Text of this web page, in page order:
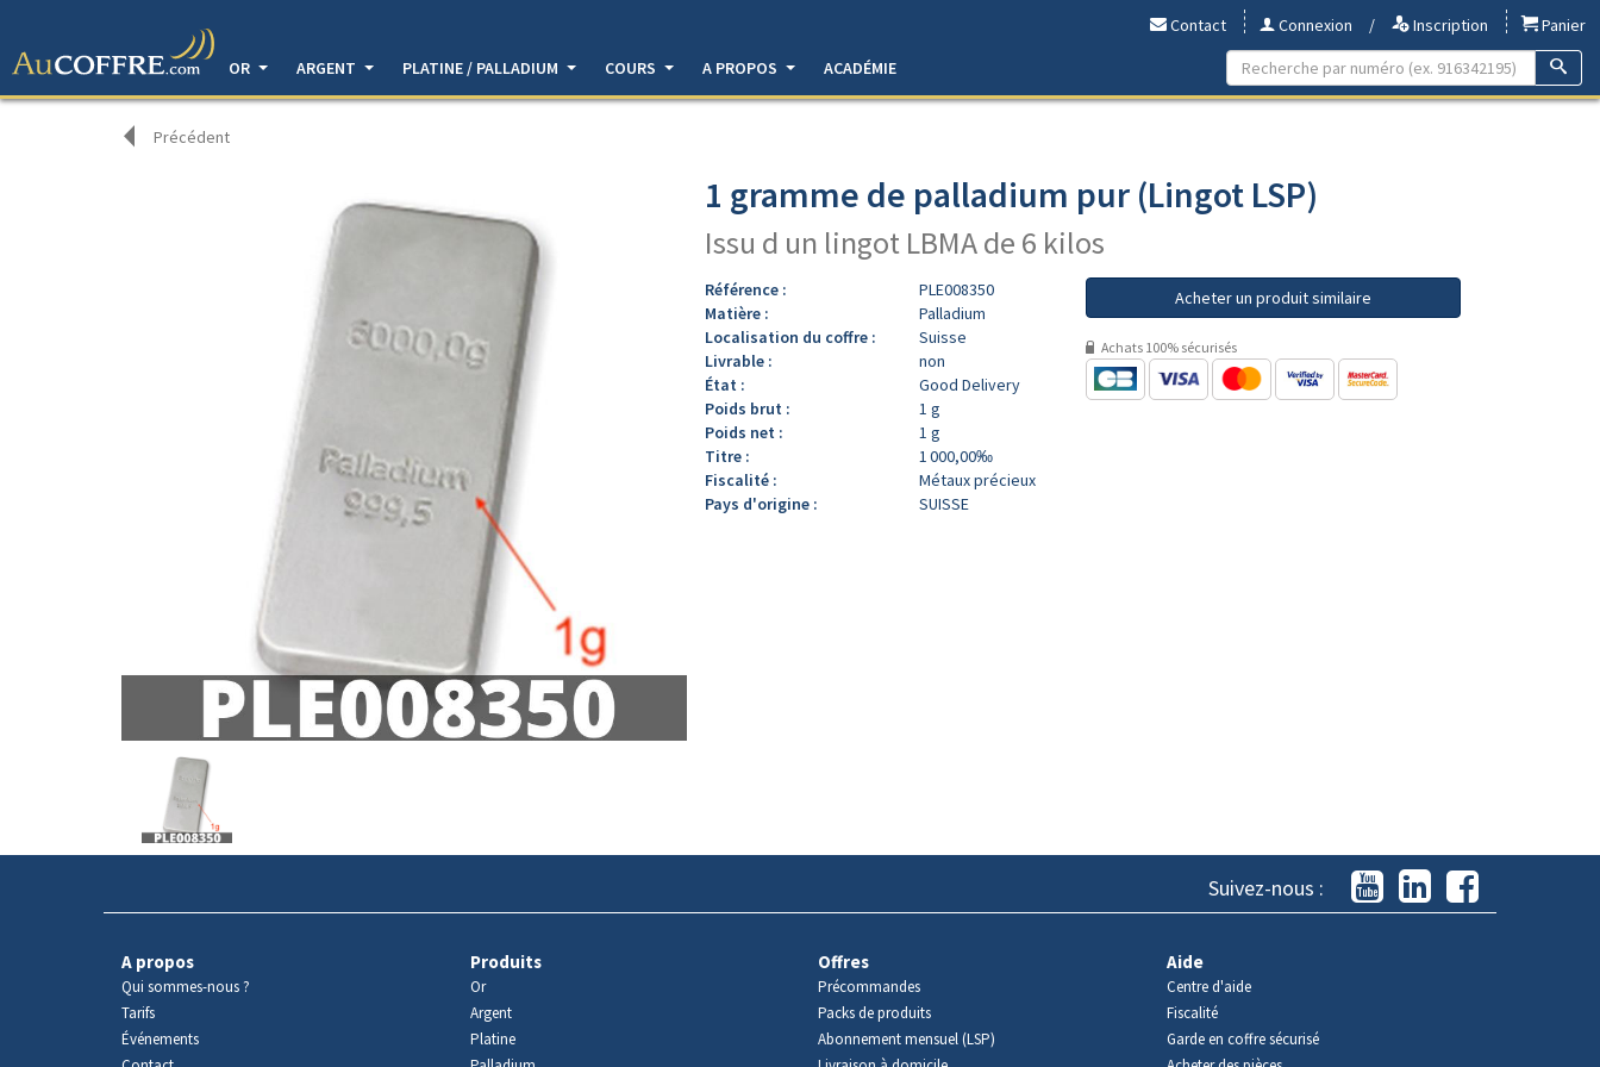
Contact Connexion / Inscription
Panier
OR
ARGENT PLATINE / PALLADIUM COURS A PROPOS ACADÉMIE
Précédent
produit
1 gramme de palladium pur (Lingot LSP)
Issu d un lingot LBMA de 6 kilos
Référence :
PLE008350
Matière :
Palladium
Localisation du coffre :
Suisse
Livrable :
non
État :
Good Delivery
Poids brut :
1 g
Poids net :
1 g
Titre :
1 000,00‰
Fiscalité :
Métaux précieux
Pays d'origine :
SUISSE
Acheter un produit similaire
Achats 100% sécurisés
Suivez-nous :
A propos
Qui sommes-nous ?
Tarifs
Événements
Produits
Or
Argent
Platine
Offres
Précommandes
Packs de produits
Abonnement mensuel (LSP)
Aide
Centre d'aide
Fiscalité
Garde en coffre sécurisé